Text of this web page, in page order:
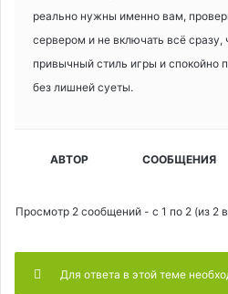
реально нужны именно вам,
сервером и не включать всё сразу,
привычный стиль игры и спокойно
без лишней суеты.
АВТОР СООБЩЕНИЯ
Просмотр 2 сообщений - с 1 по 2 (из 2
Для ответа в этой теме